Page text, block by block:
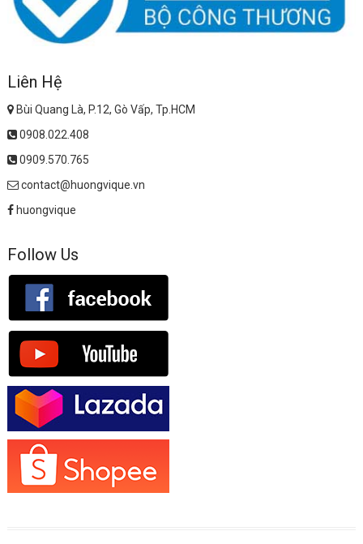
Liên Hệ
Bùi Quang Là, P.12, Gò Vấp, Tp.HCM
0908.022.408
0909.570.765
contact@huongvique.vn
huongvique
Follow Us